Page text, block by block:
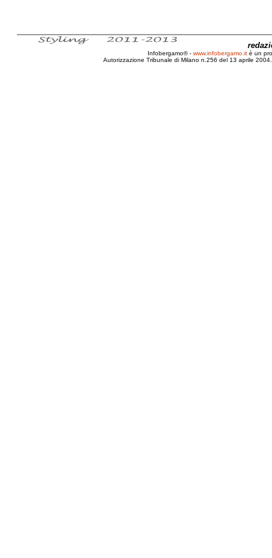
Infobergamo® - www.infobergamo.it è un
Autorizzazione Tribunale di Milano n.256 del 13 aprile